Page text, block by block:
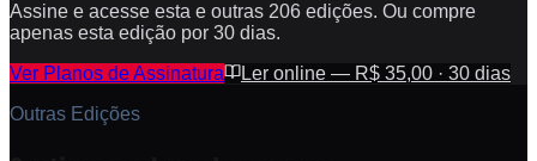
Assine e acesse esta e outras 206 edições. Ou compre
apenas esta edição por 30 dias.
Ver Planos de Assinatura
Ler online — R$ 35,00 · 30 dias
Outras Edições